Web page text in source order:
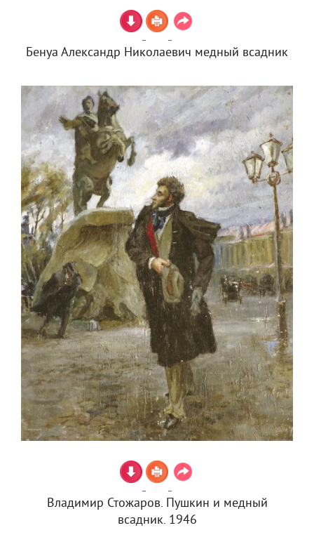
Бенуа Александр Николаевич медный всадник
Владимир Стожаров. Пушкин и медный
всадник. 1946